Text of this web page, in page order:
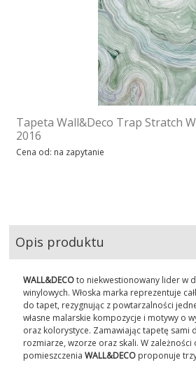
Tapeta Wall&Deco Trap Stratch
2016
Cena od: na zapytanie
Opis produktu
WALL&DECOto niekwestionowany lider w
winylowych. Włoska marka reprezentuje
do tapet, rezygnując z powtarzalności
własne malarskie kompozycje i motywy o
oraz kolorystyce. Zamawiając tapetę sami
rozmiarze, wzorze oraz skali. W
pomieszczeniaWALL&DECO proponuje